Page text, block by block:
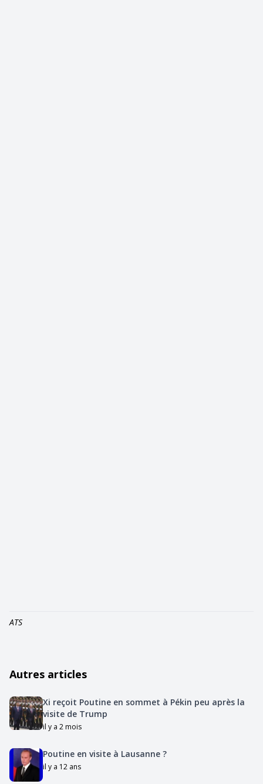
ATS
Autres articles
Xi reçoit Poutine en sommet à Pékin peu après la
visite de Trump
il y a 2 mois
Poutine en visite à Lausanne ?
il y a 12 ans